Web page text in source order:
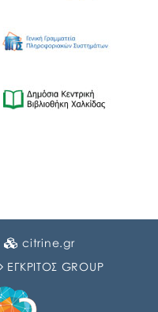
citrine.gr
ΕΓΚΡΙΤΟΣ GROUP